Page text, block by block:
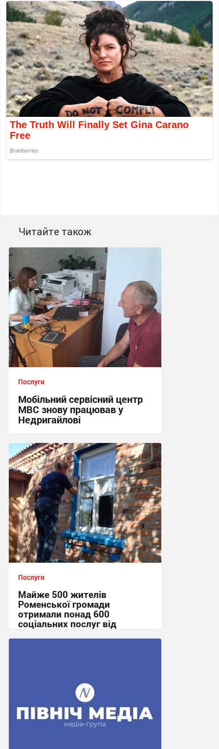
Читайте також
Послуги
Мобільний сервісний центр
МВС знову працював у
Недригайлові
12:00, 11.07.2026
Послуги
Майже 500 жителів
Роменської громади
отримали понад 600
соціальних послуг від